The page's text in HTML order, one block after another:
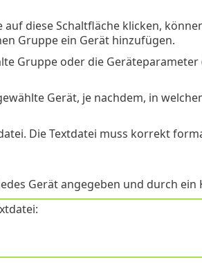
auf diese Schaltfläche klicken,
Gruppe ein Gerät hinzufügen.
Gruppe oder die Geräteparameter
Gerät, je nachdem, in
Die Textdatei muss korrekt
Gerät angegeben und durch ein